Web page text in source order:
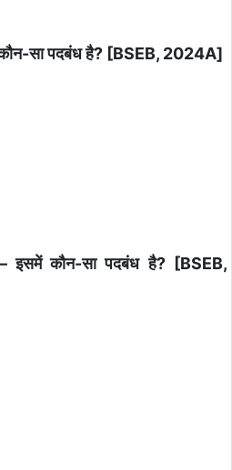
कौन-सा पदबंध है? [BSEB, 2024A]
इसमें कौन-सा पदबंध है? [BSEB,